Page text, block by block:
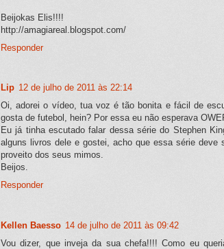
Beijokas Elis!!!!
http://amagiareal.blogspot.com/
Responder
Lip 12 de julho de 2011 às 22:14
Oi, adorei o vídeo, tua voz é tão bonita e fácil de
gosta de futebol, hein? Por essa eu não esperava
Eu já tinha escutado falar dessa série do Stephen
alguns livros dele e gostei, acho que essa série deve
proveito dos seus mimos.
Beijos.
Responder
Kellen Baesso 14 de julho de 2011 às 09:42
Vou dizer, que inveja da sua chefa!!!! Como eu